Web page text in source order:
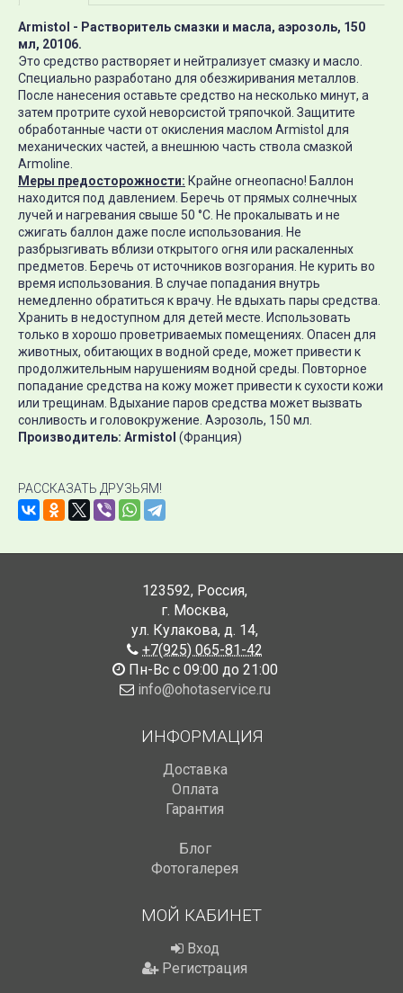
Armistol - Растворитель смазки и масла, аэрозоль, 150
мл, 20106.
Это средство растворяет и нейтрализует смазку и масло.
Специально разработано для обезжиривания металлов.
После нанесения оставьте средство на несколько минут, а
затем протрите сухой неворсистой тряпочкой. Защитите
обработанные части от окисления маслом Armistol для
механических частей, а внешнюю часть ствола смазкой
Armoline.
Меры предосторожности: Крайне огнеопасно! Баллон
находится под давлением. Беречь от прямых солнечных
лучей и нагревания свыше 50 °С. Не прокалывать и не
сжигать баллон даже после использования. Не
разбрызгивать вблизи открытого огня или раскаленных
предметов. Беречь от источников возгорания. Не курить во
время использования. В случае попадания внутрь
немедленно обратиться к врачу. Не вдыхать пары средства.
Хранить в недоступном для детей месте. Использовать
только в хорошо проветриваемых помещениях. Опасен для
животных, обитающих в водной среде, может привести к
продолжительным нарушениям водной среды. Повторное
попадание средства на кожу может привести к сухости кожи
или трещинам. Вдыхание паров средства может вызвать
сонливость и головокружение. Аэрозоль, 150 мл.
Производитель: Armistol (Франция)
РАССКАЗАТЬ ДРУЗЬЯМ!
123592, Россия,
г. Москва,
ул. Кулакова, д. 14,
+7(925) 065-81-42
Пн-Вс с 09:00 до 21:00
info@ohotaservice.ru
ИНФОРМАЦИЯ
Доставка
Оплата
Гарантия
Блог
Фотогалерея
МОЙ КАБИНЕТ
Вход
Регистрация